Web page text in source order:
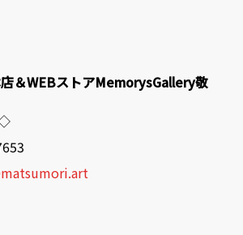
＆WEBストアMemorysGallery敬